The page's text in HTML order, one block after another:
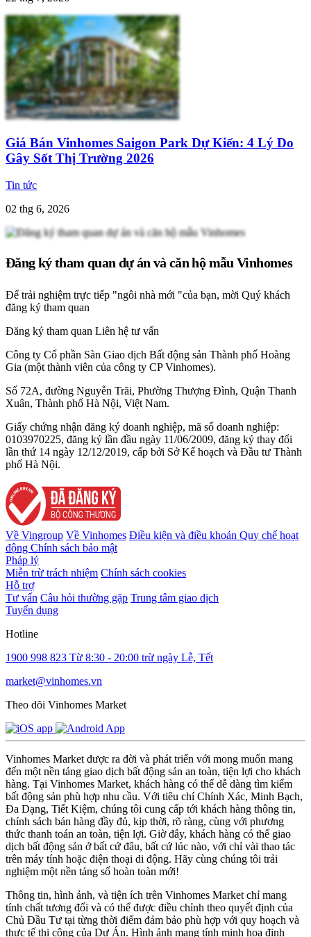
Giá Bán Vinhomes Saigon Park Dự Kiến: 4 Lý Do
Gây Sốt Thị Trường 2026
Tin tức
02 thg 6, 2026
Đăng ký tham quan dự án và căn hộ mẫu Vinhomes
Để trải nghiệm trực tiếp "ngôi nhà mới "của bạn, mời Quý khách
đăng ký tham quan
Đăng ký tham quan Liên hệ tư vấn
Công ty Cổ phần Sàn Giao dịch Bất động sản Thành phố Hoàng
Gia (một thành viên của công ty CP Vinhomes).
Số 72A, đường Nguyễn Trãi, Phường Thượng Đình, Quận Thanh
Xuân, Thành phố Hà Nội, Việt Nam.
Giấy chứng nhận đăng ký doanh nghiệp, mã số doanh nghiệp:
0103970225, đăng ký lần đầu ngày 11/06/2009, đăng ký thay đổi
lần thứ 14 ngày 12/12/2019, cấp bởi Sở Kế hoạch và Đầu tư Thành
phố Hà Nội.
Về Vingroup Về Vinhomes Điều kiện và điều khoản Quy chế hoạt
động Chính sách bảo mật
Pháp lý
Miễn trừ trách nhiệm Chính sách cookies
Hỗ trợ
Tư vấn Câu hỏi thường gặp Trung tâm giao dịch
Tuyển dụng
Hotline
1900 998 823 Từ 8:30 - 20:00 trừ ngày Lễ, Tết
market@vinhomes.vn
Theo dõi Vinhomes Market
Vinhomes Market được ra đời và phát triển với mong muốn mang
đến một nền tảng giao dịch bất động sản an toàn, tiện lợi cho khách
hàng. Tại Vinhomes Market, khách hàng có thể dễ dàng tìm kiếm
bất động sản phù hợp nhu cầu. Với tiêu chí Chính Xác, Minh Bạch,
Đa Dạng, Tiết Kiệm, chúng tôi cung cấp tới khách hàng thông tin,
chính sách bán hàng đầy đủ, kịp thời, rõ ràng, cùng với phương
thức thanh toán an toàn, tiện lợi. Giờ đây, khách hàng có thể giao
dịch bất động sản ở bất cứ đâu, bất cứ lúc nào, với chỉ vài thao tác
trên máy tính hoặc điện thoại di động. Hãy cùng chúng tôi trải
nghiệm một nền tảng số hoàn toàn mới!
Thông tin, hình ảnh, và tiện ích trên Vinhomes Market chỉ mang
tính chất tương đối và có thể được điều chỉnh theo quyết định của
Chủ Đầu Tư tại từng thời điểm đảm bảo phù hợp với quy hoạch và
thực tế thi công của Dự Án. Hình ảnh mang tính minh họa định